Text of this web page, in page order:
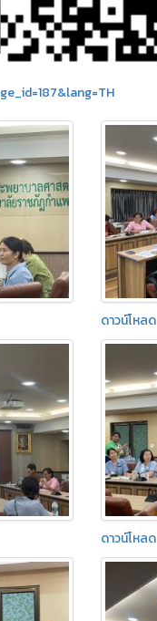
ดาวน์โหลด
ดาวน์โหลด